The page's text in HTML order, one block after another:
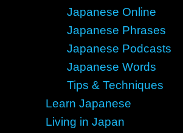
Japanese Online
Japanese Phrases
Japanese Podcasts
Japanese Words
Tips & Techniques
Learn Japanese
Living in Japan